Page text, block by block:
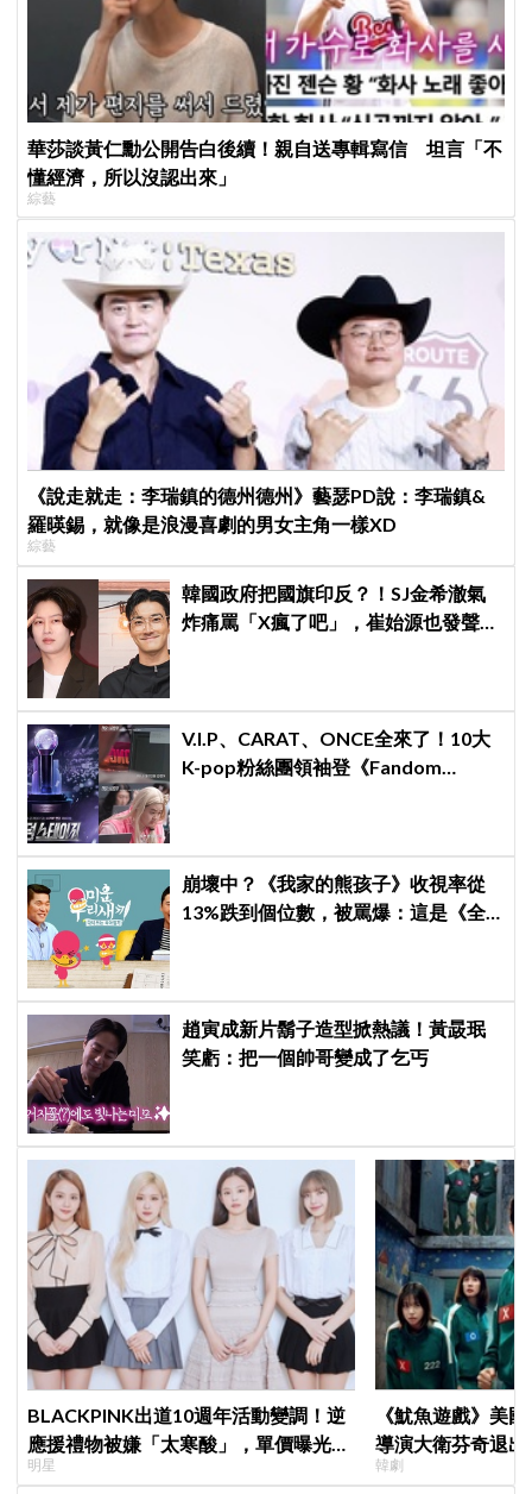
華莎談黃仁勳公開告白後續！親自送專輯寫信 坦言「不
懂經濟，所以沒認出來」
綜藝
《說走就走：李瑞鎮的德州德州》藝瑟PD說：李瑞鎮&
羅暎錫，就像是浪漫喜劇的男女主角一樣XD
綜藝
韓國政府把國旗印反？！SJ金希澈氣
炸痛罵「X瘋了吧」，崔始源也發聲挺
V.I.P、CARAT、ONCE全來了！10大
K-pop粉絲團領袖登《Fandom
崩壞中？《我家的熊孩子》收視率從
13%跌到個位數，被罵爆：這是《全
趙寅成新片鬍子造型掀熱議！黃晸珉
笑虧：把一個帥哥變成了乞丐
BLACKPINK出道10週年活動變調！逆
應援禮物被嫌「太寒酸」，單價曝光引
群嘲
明星
《魷魚遊戲》美
導演大衛芬奇退
聞也破局
韓劇